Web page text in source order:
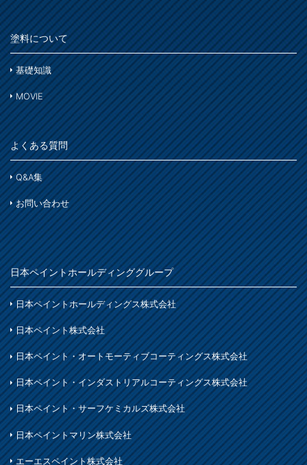
塗料について
基礎知識
MOVIE
よくある質問
Q&A集
お問い合わせ
日本ペイントホールディンググループ
日本ペイントホールディングス株式会社
日本ペイント株式会社
日本ペイント・オートモーティブコーティングス株式会社
日本ペイント・インダストリアルコーティングス株式会社
日本ペイント・サーフケミカルズ株式会社
日本ペイントマリン株式会社
エーエスペイント株式会社